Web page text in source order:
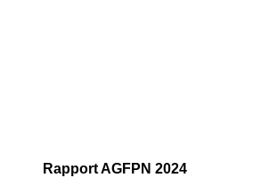
Rapport AGFPN 2024